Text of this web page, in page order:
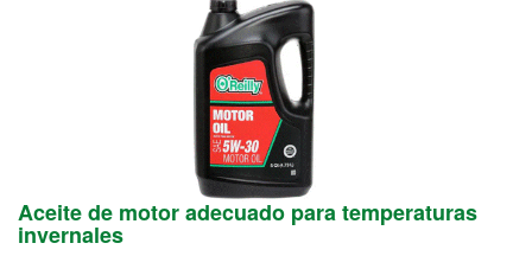
Aceite de motor adecuado para temperaturas
invernales